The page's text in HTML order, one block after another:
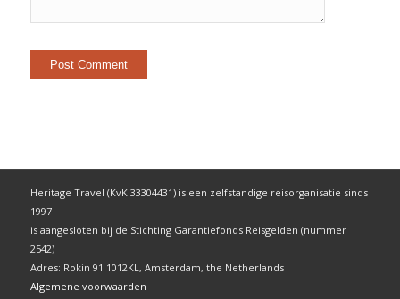
Heritage Travel (KvK 33304431) is een zelfstandige reisorganisatie sinds
1997
is aangesloten bij de Stichting Garantiefonds Reisgelden (nummer
2542)
Adres: Rokin 91 1012KL, Amsterdam, the Netherlands
Algemene voorwaarden